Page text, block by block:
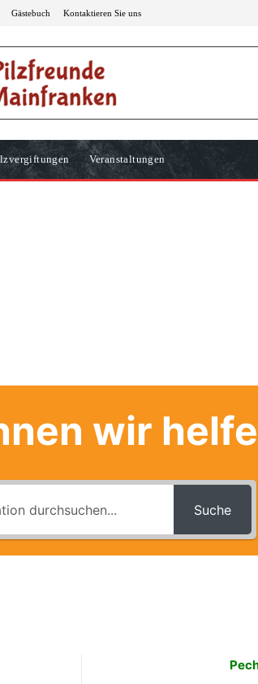
Gästebuch Kontaktieren Sie uns
Veranstaltungen
wir
Suche